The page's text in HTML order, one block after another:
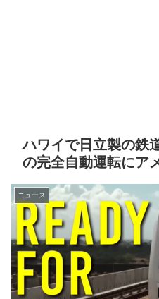
ハワイで日立製の鉄
の完全自動運転にア
ニュース